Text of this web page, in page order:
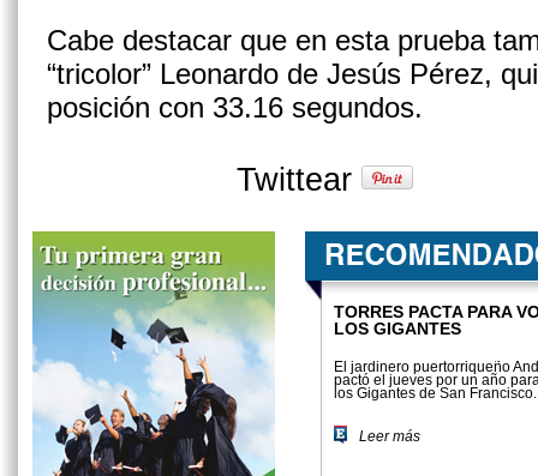
Cabe destacar que en esta prueba
“tricolor” Leonardo de Jesús Pérez,
posición con 33.16 segundos.
Twittear
TORRES PACTA PARA
LOS GIGANTES
El jardinero puertorriqueño
pactó el jueves por un año
los Gigantes de San Francisco.
Leer más